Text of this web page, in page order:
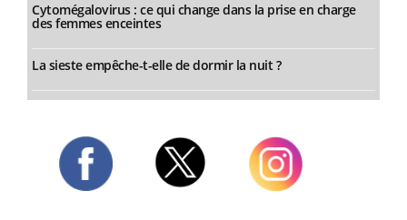
Cytomégalovirus : ce qui change dans la prise en charge
des femmes enceintes
La sieste empêche-t-elle de dormir la nuit ?